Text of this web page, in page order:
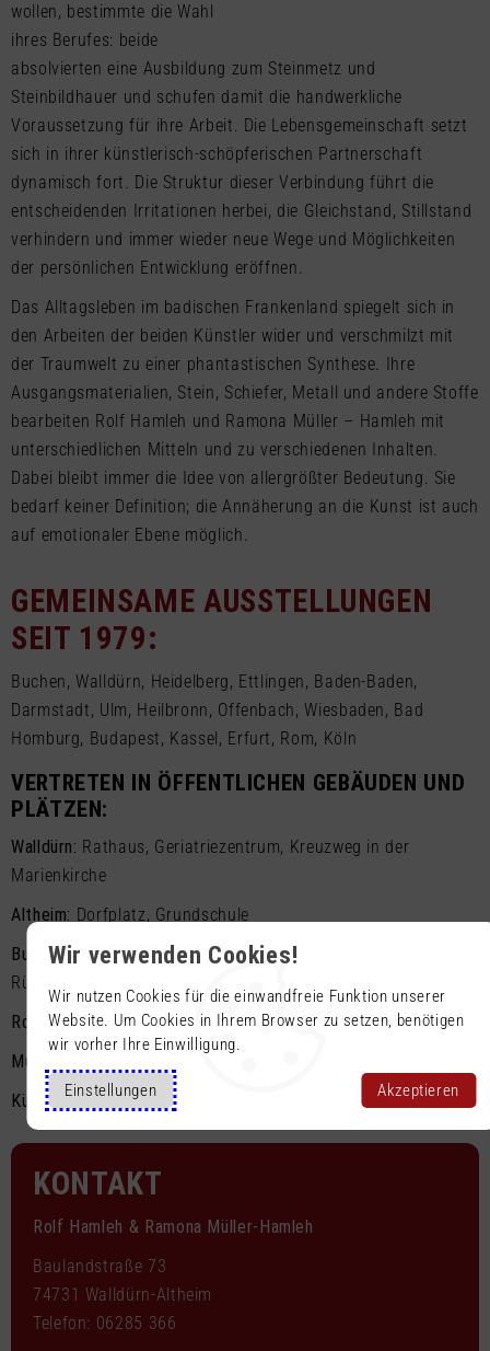
Wir verwenden Cookies!
Wir nutzen Cookies für die einwandfreie Funktion unserer
Website. Um Cookies in Ihrem Browser zu setzen, benötigen
wir vorher Ihre Einwilligung.
Einstellungen Akzeptieren
wollen, bestimmte die Wahl
ihres Berufes: beide
absolvierten eine Ausbildung zum Steinmetz und
Steinbildhauer und schufen damit die handwerkliche
Voraussetzung für ihre Arbeit. Die Lebensgemeinschaft setzt
sich in ihrer künstlerisch-schöpferischen Partnerschaft
dynamisch fort. Die Struktur dieser Verbindung führt die
entscheidenden Irritationen herbei, die Gleichstand, Stillstand
verhindern und immer wieder neue Wege und Möglichkeiten
der persönlichen Entwicklung eröffnen.
Das Alltagsleben im badischen Frankenland spiegelt sich in
den Arbeiten der beiden Künstler wider und verschmilzt mit
der Traumwelt zu einer phantastischen Synthese. Ihre
Ausgangsmaterialien, Stein, Schiefer, Metall und andere Stoffe
bearbeiten Rolf Hamleh und Ramona Müller – Hamleh mit
unterschiedlichen Mitteln und zu verschiedenen Inhalten.
Dabei bleibt immer die Idee von allergrößter Bedeutung. Sie
bedarf keiner Definition; die Annäherung an die Kunst ist auch
auf emotionaler Ebene möglich.
GEMEINSAME AUSSTELLUNGEN
SEIT 1979:
Buchen, Walldürn, Heidelberg, Ettlingen, Baden-Baden,
Darmstadt, Ulm, Heilbronn, Offenbach, Wiesbaden, Bad
Homburg, Budapest, Kassel, Erfurt, Rom, Köln
VERTRETEN IN ÖFFENTLICHEN GEBÄUDEN UND
PLÄTZEN:
Walldürn: Rathaus, Geriatriezentrum, Kreuzweg in der
Marienkirche
Altheim: Dorfplatz, Grundschule
Buchen:Rathaus, AOK, Frankenlandhalle, Zehntscheune,
Rüdt’schen Eck
Rosenberg:Rathaus
Mudau
Künzelsau:Volksbank
KONTAKT
Rolf Hamleh & Ramona Müller-Hamleh
Baulandstraße 73
74731 Walldürn-Altheim
Telefon: 06285 366